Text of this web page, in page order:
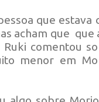
que estava
acham que que
comentou
menor em